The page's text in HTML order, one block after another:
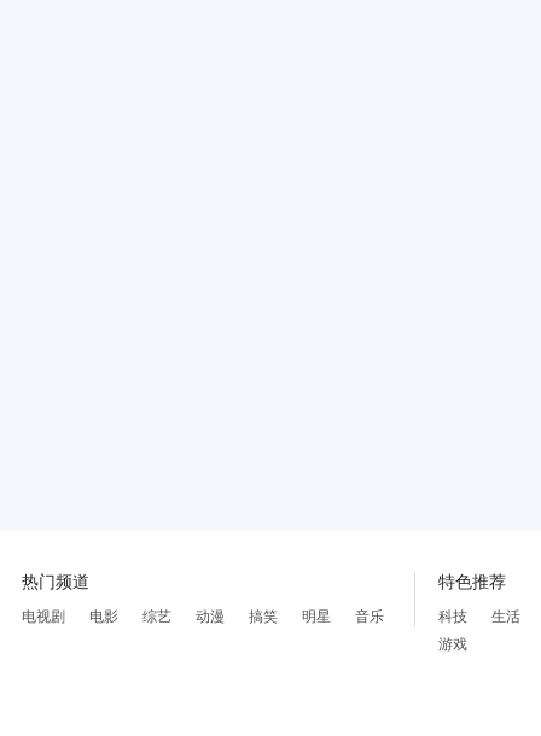
热门频道
电视剧 电影 综艺 动漫 搞笑 明星 音乐
特色推荐
科技
生活
游戏